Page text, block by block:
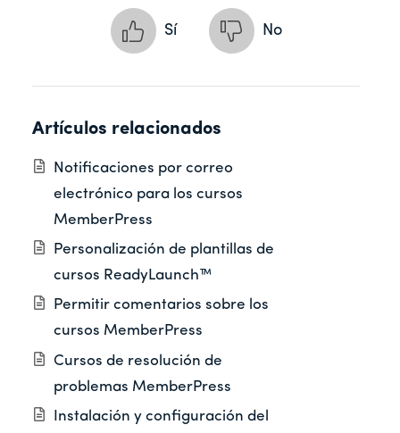
Sí No
Artículos relacionados
Notificaciones por correo
electrónico para los cursos
MemberPress
Personalización de plantillas de
cursos ReadyLaunch™
Permitir comentarios sobre los
cursos MemberPress
Cursos de resolución de
problemas MemberPress
Instalación y configuración del